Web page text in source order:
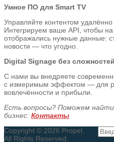
Умное ПО для Smart TV
Управляйте контентом
Интегрируем ваше API, чтобы
отображались нужные данные:
новости — что угодно.
Digital Signage без сложностей
С нами вы внедряете
с измеримым эффектом — для
вовлечённости и прибыли.
Есть вопросы? Поможем
бизнес: Контакты
Copyright © 2026 Propel.
All Rights Reserved.